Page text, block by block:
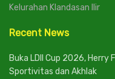
Kelurahan Klandasan Ilir
Recent News
Buka LDII Cup 2026,
Sportivitas dan Akhlak